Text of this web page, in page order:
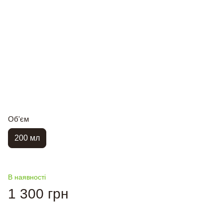
Об'єм
200 мл
В наявності
1 300 грн